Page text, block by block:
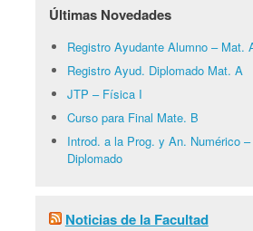
Últimas Novedades
Registro Ayudante Alumno – Mat.
Registro Ayud. Diplomado Mat. A
JTP – Física I
Curso para Final Mate. B
Introd. a la Prog. y An. Numérico
Diplomado
Noticias de la Facultad